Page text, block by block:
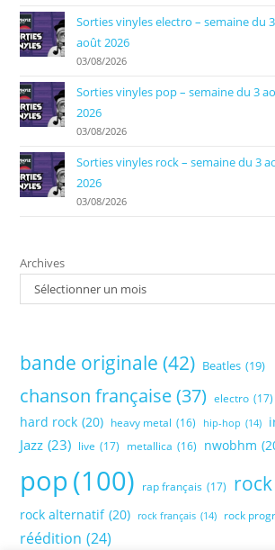
Sorties vinyles electro – semaine du
août 2026
03/08/2026
Sorties vinyles pop – semaine du 3
2026
03/08/2026
Sorties vinyles rock – semaine du 3
2026
03/08/2026
Archives
Sélectionner un mois
bande originale (42) Beatles (19)
chanson française (37) electro (17)
hard rock (20) heavy metal (16) hip-hop (14)
Jazz (23) live (17) metallica (16) nwobhm
pop(100) rap français (17) rock
rock alternatif (20) rock français (14) rock
réédition (24)